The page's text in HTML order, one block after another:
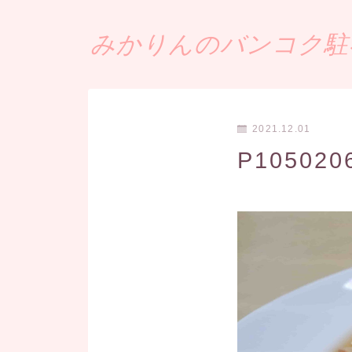
みかりんのバンコク駐
2021.12.01